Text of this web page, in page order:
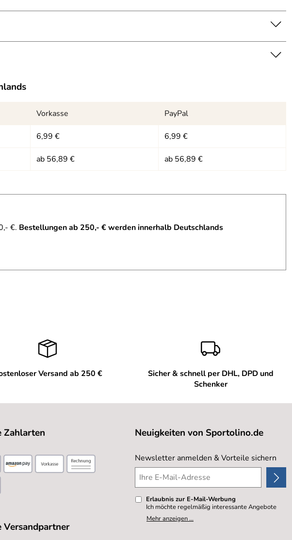
Vorkasse PayPal
6,99 € 6,99 €
ab 56,89 € ab 56,89 €
€. Bestellungen ab 250,- € werden innerhalb Deutschlands
Versand ab 250 €
Sicher & schnell per DHL, DPD und
Schenker
Zahlarten
Versandpartner
Neuigkeiten von Sportolino.de
Newsletter anmelden & Vorteile sichern
Erlaubnis zur E-Mail-Werbung
Ich möchte regelmäßig interessante Angebote
per E-Mail erhalten. Meine E-Mail-Adresse wird
nicht an andere Unternehmen weitergegeben. Zu
Mehr anzeigen ...